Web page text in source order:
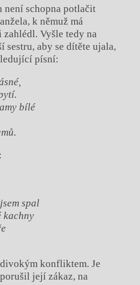
není schopna potlačit
k němuž má
Vyšle tedy na
sestru, aby se dítěte ujala,
písní:
é,
bílé
spal
kachny
konfliktem. Je
její zákaz, na